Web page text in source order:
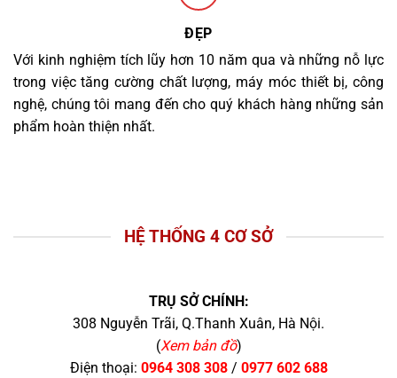
ĐẸP
Với kinh nghiệm tích lũy hơn 10 năm qua và những nỗ lực
trong việc tăng cường chất lượng, máy móc thiết bị, công
nghệ, chúng tôi mang đến cho quý khách hàng những sản
phẩm hoàn thiện nhất.
HỆ THỐNG 4 CƠ SỞ
TRỤ SỞ CHÍNH:
308 Nguyễn Trãi, Q.Thanh Xuân, Hà Nội.
(Xem bản đồ)
Điện thoại: 0964 308 308/ 0977 602 688